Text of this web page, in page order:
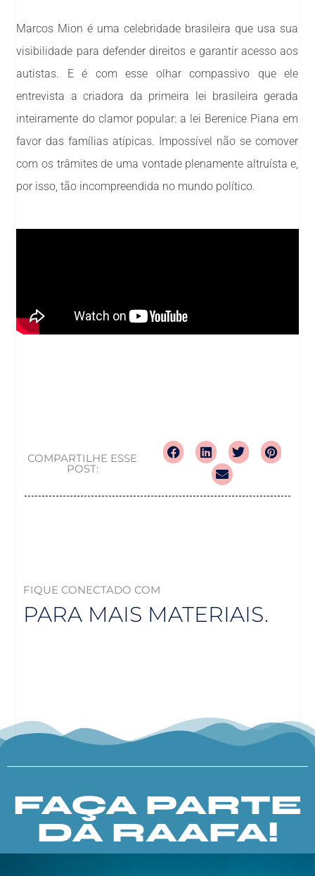
Marcos Mion é uma celebridade brasileira que usa sua
visibilidade para defender direitos e garantir acesso aos
autistas. E é com esse olhar compassivo que ele
entrevista a criadora da primeira lei brasileira gerada
inteiramente do clamor popular: a lei Berenice Piana em
favor das famílias atípicas. Impossível não se comover
com os trâmites de uma vontade plenamente altruísta e,
por isso, tão incompreendida no mundo político.
COMPARTILHE ESSE
POST:
FIQUE CONECTADO COM
PARA MAIS MATERIAIS.
FAÇA PARTE
DA RAAFA!